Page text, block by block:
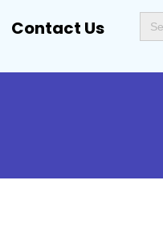
Contact Us for: